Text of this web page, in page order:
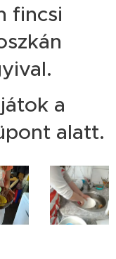
fincsi
a
alatt.